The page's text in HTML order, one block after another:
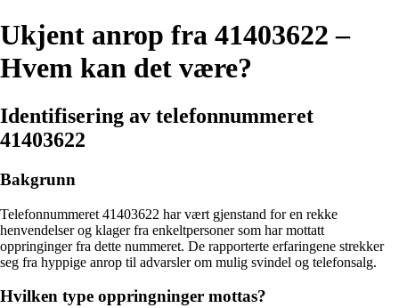
Ukjent anrop fra 41403622 –
Hvem kan det være?
Identifisering av telefonnummeret
41403622
Bakgrunn
Telefonnummeret 41403622 har vært gjenstand for en rekke
henvendelser og klager fra enkeltpersoner som har mottatt
oppringinger fra dette nummeret. De rapporterte erfaringene strekker
seg fra hyppige anrop til advarsler om mulig svindel og telefonsalg.
Hvilken type oppringninger mottas?